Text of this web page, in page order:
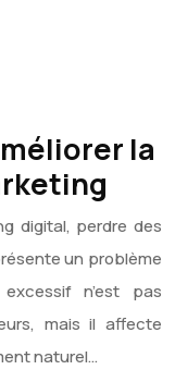
la
digital, perdre des
un problème
n’est pas
mais il affecte
naturel…